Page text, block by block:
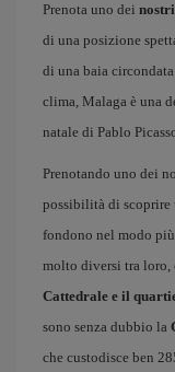
Prenota uno dei
di una posizione
di una baia
clima, Malaga è una
natale di Pablo
Prenotando uno dei
possibilità di scoprire
fondono nel modo
molto diversi tra loro,
Cattedrale e il
sono senza dubbio la
che custodisce ben